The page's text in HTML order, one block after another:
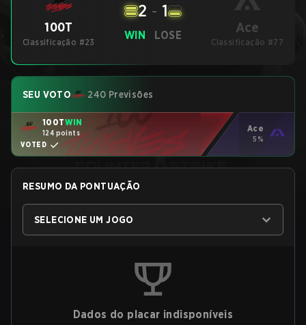
100T
Classificação #23
WIN
2 - 1
LOSE Ace
Classificação #77
SEU VOTO 240 Previsões
100TWIN
124 points
VOTED
Ace
5%
RESUMO DA PONTUAÇÃO
SELECIONE UM JOGO
Dados do placar indisponíveis